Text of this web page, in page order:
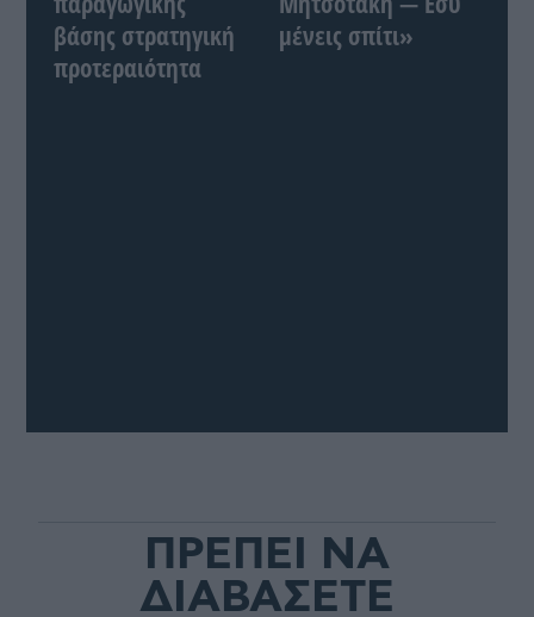
βάσης στρατηγική
προτεραιότητα
μένεις σπίτι»
ΠΡΕΠΕΙ ΝΑ
ΔΙΑΒΑΣΕΤΕ